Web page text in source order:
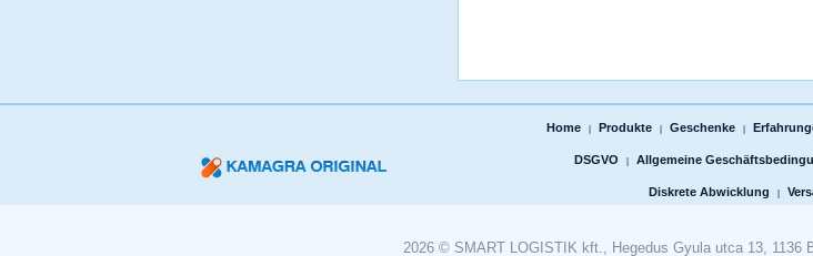
Home | Produkte | Geschenke |
DSGVO | Allgemeine
Diskrete Abwicklung |
2026 © SMART LOGISTIK kft., Hegedus Gyula utca 13, 1136